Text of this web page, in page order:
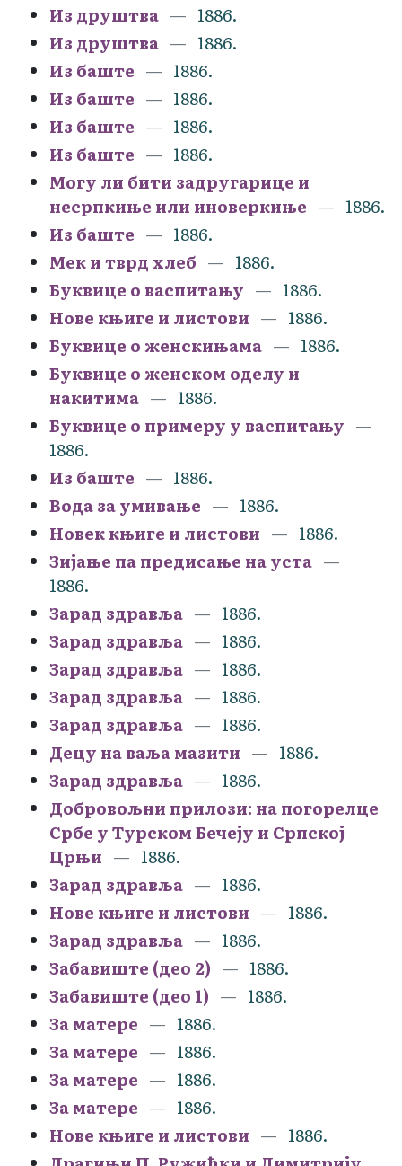
Из друштва
1886.
Из друштва
1886.
Из баште
1886.
Из баште
1886.
Из баште
1886.
Из баште
1886.
Могу ли бити задругарице и
несрпкиње или иноверкиње
1886.
Из баште
1886.
Мек и тврд хлеб
1886.
Буквице о васпитању
1886.
Нове књиге и листови
1886.
Буквице о женскињама
1886.
Буквице о женском оделу и
накитима
1886.
Буквице о примеру у васпитању
1886.
Из баште
1886.
Вода за умивање
1886.
Новек књиге и листови
1886.
Зијање па предисање на уста
1886.
Зарад здравља
1886.
Зарад здравља
1886.
Зарад здравља
1886.
Зарад здравља
1886.
Зарад здравља
1886.
Децу на ваља мазити
1886.
Зарад здравља
1886.
Добровољни прилози: на погорелце
Србе у Турском Бечеју и Српској
Црњи
1886.
Зарад здравља
1886.
Нове књиге и листови
1886.
Зарад здравља
1886.
Забавиште (део 2)
1886.
Забавиште (део 1)
1886.
За матере
1886.
За матере
1886.
За матере
1886.
За матере
1886.
Нове књиге и листови
1886.